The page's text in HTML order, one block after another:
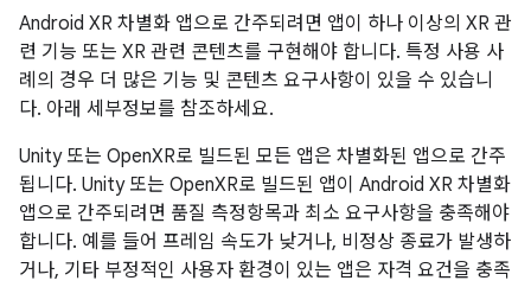
Android XR 차별화 앱으로 간주되려면 앱이 하나 이상의 XR 관
련 기능 또는 XR 관련 콘텐츠를 구현해야 합니다. 특정 사용 사
례의 경우 더 많은 기능 및 콘텐츠 요구사항이 있을 수 있습니
다. 아래 세부정보를 참조하세요.
Unity 또는 OpenXR로 빌드된 모든 앱은 차별화된 앱으로 간주
됩니다. Unity 또는 OpenXR로 빌드된 앱이 Android XR 차별화
앱으로 간주되려면 품질 측정항목과 최소 요구사항을 충족해야
합니다. 예를 들어 프레임 속도가 낮거나, 비정상 종료가 발생하
거나, 기타 부정적인 사용자 환경이 있는 앱은 자격 요건을 충족